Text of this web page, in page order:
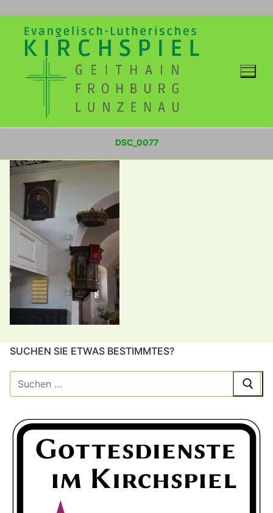
springen
DSC_0077
SUCHEN SIE ETWAS BESTIMMTES?
Suche
nach: